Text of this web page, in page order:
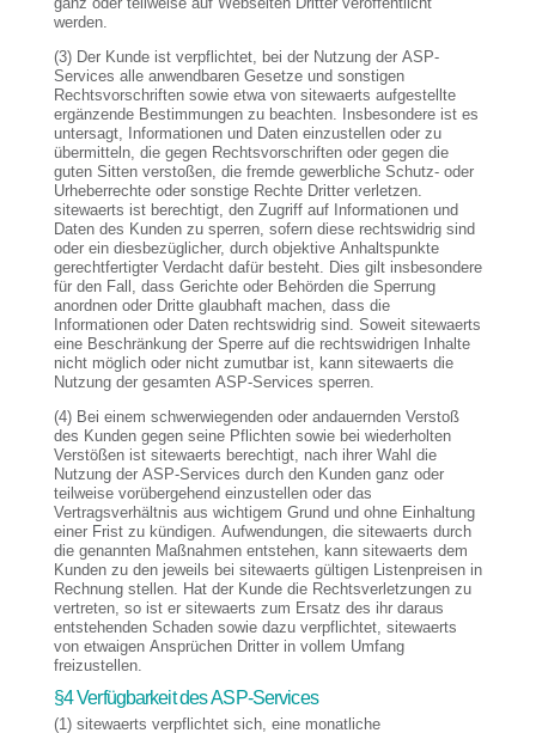
werden.
(3) Der Kunde ist verpflichtet, bei der Nutzung der ASP-
Services alle anwendbaren Gesetze und sonstigen
Rechtsvorschriften sowie etwa von sitewaerts aufgestellte
ergänzende Bestimmungen zu beachten. Insbesondere ist es
untersagt, Informationen und Daten einzustellen oder zu
übermitteln, die gegen Rechtsvorschriften oder gegen die
guten Sitten verstoßen, die fremde gewerbliche Schutz- oder
Urheberrechte oder sonstige Rechte Dritter verletzen.
sitewaerts ist berechtigt, den Zugriff auf Informationen und
Daten des Kunden zu sperren, sofern diese rechtswidrig sind
oder ein diesbezüglicher, durch objektive Anhaltspunkte
gerechtfertigter Verdacht dafür besteht. Dies gilt insbesondere
für den Fall, dass Gerichte oder Behörden die Sperrung
anordnen oder Dritte glaubhaft machen, dass die
Informationen oder Daten rechtswidrig sind. Soweit sitewaerts
eine Beschränkung der Sperre auf die rechtswidrigen Inhalte
nicht möglich oder nicht zumutbar ist, kann sitewaerts die
Nutzung der gesamten ASP-Services sperren.
(4) Bei einem schwerwiegenden oder andauernden Verstoß
des Kunden gegen seine Pflichten sowie bei wiederholten
Verstößen ist sitewaerts berechtigt, nach ihrer Wahl die
Nutzung der ASP-Services durch den Kunden ganz oder
teilweise vorübergehend einzustellen oder das
Vertragsverhältnis aus wichtigem Grund und ohne Einhaltung
einer Frist zu kündigen. Aufwendungen, die sitewaerts durch
die genannten Maßnahmen entstehen, kann sitewaerts dem
Kunden zu den jeweils bei sitewaerts gültigen Listenpreisen in
Rechnung stellen. Hat der Kunde die Rechtsverletzungen zu
vertreten, so ist er sitewaerts zum Ersatz des ihr daraus
entstehenden Schaden sowie dazu verpflichtet, sitewaerts
von etwaigen Ansprüchen Dritter in vollem Umfang
freizustellen.
§4 Verfügbarkeit des ASP-Services
(1) sitewaerts verpflichtet sich, eine monatliche